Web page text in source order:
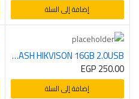
إضافة إلى السلة
FLASH HIKVISON 16GB 2.0USB
EGP250.00
إضافة إلى السلة